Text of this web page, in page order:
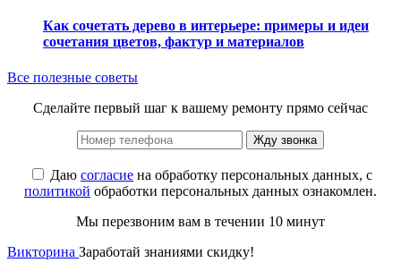
Как сочетать дерево в интерьере: примеры и идеи
сочетания цветов, фактур и материалов
Все полезные советы
Сделайте первый шаг к вашему ремонту прямо сейчас
Жду звонка
Даю согласие на обработку персональных данных, с
политикой обработки персональных данных ознакомлен.
Мы перезвоним вам в течении 10 минут
Викторина Заработай знаниями скидку!